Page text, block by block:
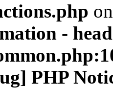
-
PHP